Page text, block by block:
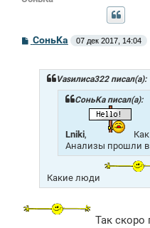
С
о
СоньKa 07 дек 2017, 14:04
Vasилиса322 писал(а):
СоньKa писал(а):
Lniki,
Анализы прошли
Какие люди
Так скоро